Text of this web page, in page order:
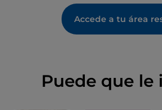
Accede a tu área
Puede que le